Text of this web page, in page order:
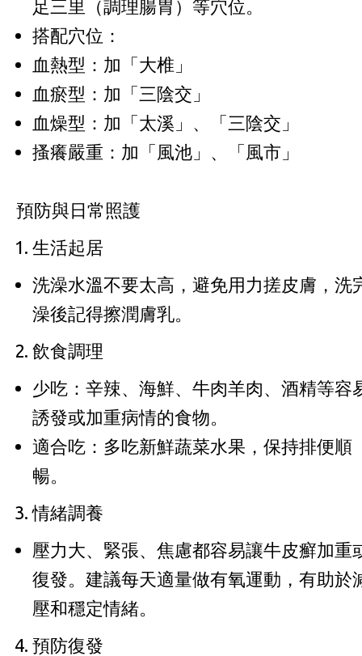
足三里（調理腸胃）等穴位。
搭配穴位：
血熱型：加「大椎」
血瘀型：加「三陰交」
血燥型：加「太溪」、「三陰交」
搔癢嚴重：加「風池」、「風市」
預防與日常照護
生活起居
洗澡水溫不要太高，避免用力搓皮膚，洗
澡後記得擦潤膚乳。
飲食調理
少吃：辛辣、海鮮、牛肉羊肉、酒精等容
誘發或加重病情的食物。
適合吃：多吃新鮮蔬菜水果，保持排便順
暢。
情緒調養
壓力大、緊張、焦慮都容易讓牛皮癬加重
復發。建議每天適量做有氧運動，有助於
壓和穩定情緒。
預防復發